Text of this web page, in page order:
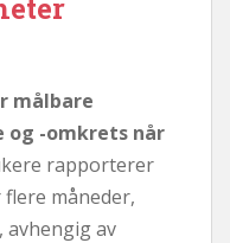
målbare
og -omkrets når
rapporterer
måneder,
avhengig av